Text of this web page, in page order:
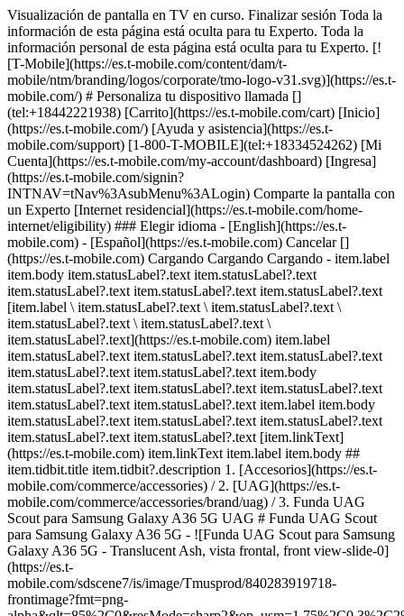
Visualización de pantalla en TV en curso. Finalizar sesión Toda la
información de esta página está oculta para tu Experto. Toda la
información personal de esta página está oculta para tu Experto. [!
[T-Mobile](https://es.t-mobile.com/content/dam/t-
mobile/ntm/branding/logos/corporate/tmo-logo-v31.svg)](https://es.t-
mobile.com/) # ​​​​​​​Personaliza tu dispositivo llamada []
(tel:+18442221938) [Carrito](https://es.t-mobile.com/cart) [Inicio]
(https://es.t-mobile.com/) [Ayuda y asistencia](https://es.t-
mobile.com/support) [1-800-T-MOBILE](tel:+18334524262) [Mi
Cuenta](https://es.t-mobile.com/my-account/dashboard) [Ingresa]
(https://es.t-mobile.com/signin?
INTNAV=tNav%3AsubMenu%3ALogin) Comparte la pantalla con
un Experto [Internet residencial](https://es.t-mobile.com/home-
internet/eligibility) ### Elegir idioma - [English](https://es.t-
mobile.com) - [Español](https://es.t-mobile.com) Cancelar []
(https://es.t-mobile.com) Cargando Cargando Cargando - item.label
item.body item.statusLabel?.text item.statusLabel?.text
item.statusLabel?.text item.statusLabel?.text item.statusLabel?.text
[item.label \ item.statusLabel?.text \ item.statusLabel?.text \
item.statusLabel?.text \ item.statusLabel?.text \
item.statusLabel?.text](https://es.t-mobile.com) item.label
item.statusLabel?.text item.statusLabel?.text item.statusLabel?.text
item.statusLabel?.text item.statusLabel?.text item.body
item.statusLabel?.text item.statusLabel?.text item.statusLabel?.text
item.statusLabel?.text item.statusLabel?.text item.label item.body
item.statusLabel?.text item.statusLabel?.text item.statusLabel?.text
item.statusLabel?.text item.statusLabel?.text [item.linkText]
(https://es.t-mobile.com) item.linkText item.label item.body ##
item.tidbit.title item.tidbit?.description 1. [Accesorios](https://es.t-
mobile.com/commerce/accessories) / 2. [UAG](https://es.t-
mobile.com/commerce/accessories/brand/uag) / 3. Funda UAG
Scout para Samsung Galaxy A36 5G UAG # Funda UAG Scout
para Samsung Galaxy A36 5G - ![Funda UAG Scout para Samsung
Galaxy A36 5G - Translucent Ash, vista frontal, front view-slide-0]
(https://es.t-
mobile.com/sdscene7/is/image/Tmusprod/840283919718-
frontimage?fmt=png-